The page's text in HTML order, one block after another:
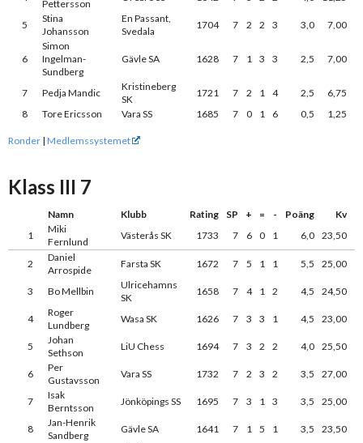
Pettersson
5
Stina
Johansson
En Passant,
Svedala
1704 7 2 2 3 3,0 7,00
6
Simon
Ingelman-
Sundberg
Gävle SA 1628 7 1 3 3 2,5 7,00
7 Pedja Mandic
Kristineberg
SK
1721 7 2 1 4 2,5
6,75
8
Tore Ericsson Vara SS 1685 7 0 1 6 0,5 1,25
Ronder | Medlemssystemet
Klass III 7
Namn Klubb Rating SP + = - Poäng
Kv
1
Miki
Fernlund
Västerås SK 1733 7 6 0 1 6,0 23,50
2
Daniel
Arrospide
Farsta SK 1672 7 5 1 1 5,5 25,00
3 Bo Mellbin
Ulricehamns
SK
1658 7 4 1 2 4,5 24,50
4
Roger
Lundberg
Wasa SK 1626 7 3 3 1 4,5 23,00
5
Johan
Sethson
LiU Chess 1694 7 3 2 2 4,0 25,50
6
Per
Gustavsson
Vara SS 1732 7 2 3 2 3,5 27,00
7
Isak
Berntsson
Jönköpings SS 1695 7 3 1 3 3,5 25,00
8
Jan-Henrik
Sandberg
Gävle SA 1641 7 1 5 1 3,5
23,50